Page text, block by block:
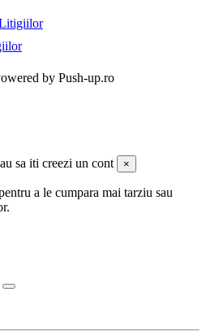
by Push-up.ro
sa iti creezi un cont ×
a le cumpara mai tarziu sau